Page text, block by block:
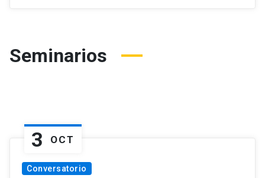
Seminarios
3 OCT
Conversatorio